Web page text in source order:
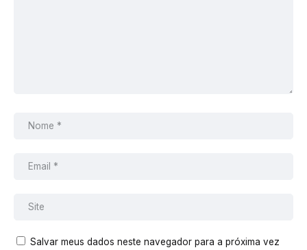
Salvar meus dados neste navegador para a próxima vez